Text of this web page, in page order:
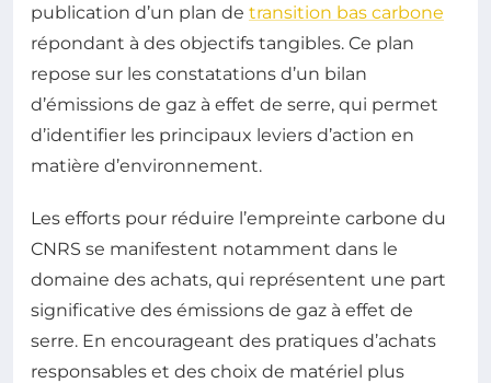
publication d’un plan de transition bas carbone
répondant à des objectifs tangibles. Ce plan
repose sur les constatations d’un bilan
d’émissions de gaz à effet de serre, qui permet
d’identifier les principaux leviers d’action en
matière d’environnement.
Les efforts pour réduire l’empreinte carbone du
CNRS se manifestent notamment dans le
domaine des achats, qui représentent une part
significative des émissions de gaz à effet de
serre. En encourageant des pratiques d’achats
responsables et des choix de matériel plus